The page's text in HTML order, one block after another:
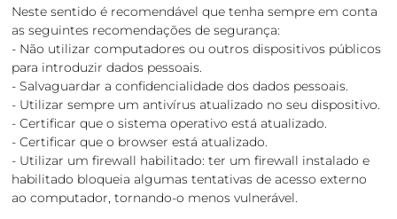
Neste sentido é recomendável que tenha sempre em conta
as seguintes recomendações de segurança:
- Não utilizar computadores ou outros dispositivos públicos
para introduzir dados pessoais.
- Salvaguardar a confidencialidade dos dados pessoais.
- Utilizar sempre um antivírus atualizado no seu dispositivo.
- Certificar que o sistema operativo está atualizado.
- Certificar que o browser está atualizado.
- Utilizar um firewall habilitado: ter um firewall instalado e
habilitado bloqueia algumas tentativas de acesso externo
ao computador, tornando-o menos vulnerável.